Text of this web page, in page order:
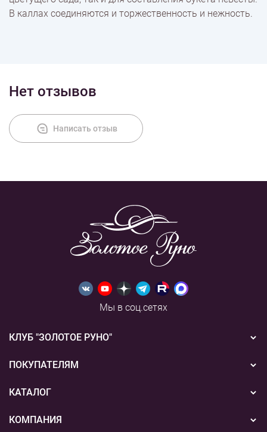
В каллах соединяются и торжественность и нежность.
Нет отзывов
Написать отзыв
Мы в соц.сетях
КЛУБ "ЗОЛОТОЕ РУНО"
Новости
Акции
ПОКУПАТЕЛЯМ
Бонусная система
Подарочные сертификаты
КАТАЛОГ
Вышивка
КОМПАНИЯ